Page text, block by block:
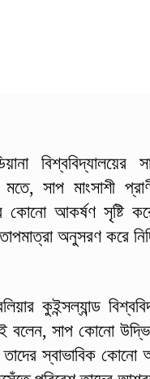
সাপ মাংসাশী
কোনো আকর্ষণ সৃষ্টি
অনুসরণ করে
কুইন্সল্যান্ড
বলেন, সাপ কোনো
স্বাভাবিক